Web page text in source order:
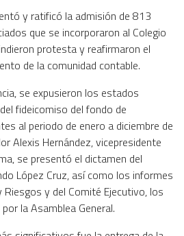
y ratificó la admisión de 813
que se incorporaron al Colegio
protesta y reafirmaron el
de la comunidad contable.
se expusieron los estados
fideicomiso del fondo de
al periodo de enero a diciembre de
Alexis Hernández, vicepresidente
se presentó el dictamen del
López Cruz, así como los informes
y del Comité Ejecutivo, los
la Asamblea General.